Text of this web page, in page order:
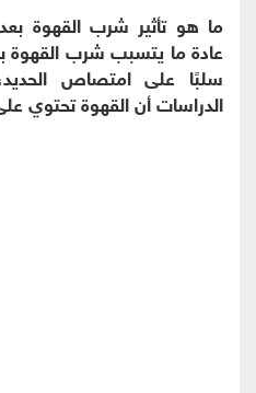
ما هو تأثير شرب القهوة
عادة ما يتسبب شرب القهوة
سلبًا على امتصاص
الدراسات أن القهوة تحتوي